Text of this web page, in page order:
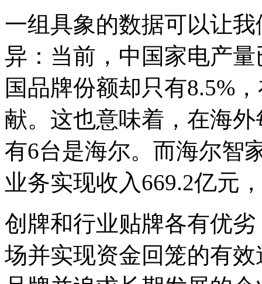
一组具象的数据可以让
异：当前，中国家电产
国品牌份额却只有8.5%
献。这也意味着，在海
有6台是海尔。而海尔智
业务实现收入669.2亿元
创牌和行业贴牌各有优
场并实现资金回笼的有